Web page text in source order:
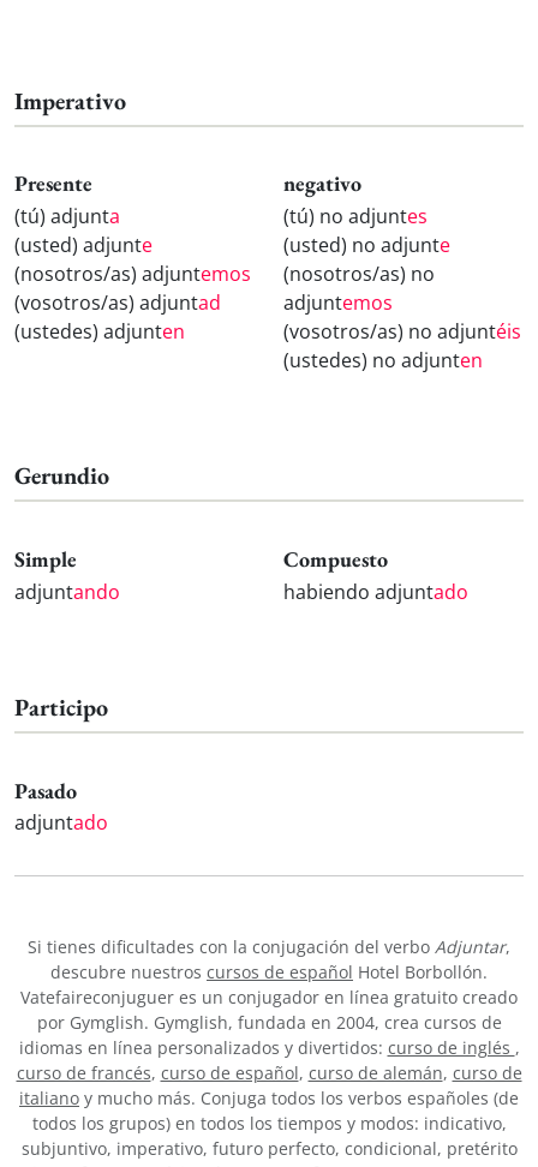
Imperativo
Presente
(tú) adjunta
(usted) adjunte
(nosotros/as) adjuntemos
(vosotros/as) adjuntad
(ustedes) adjunten
negativo
(tú) no adjuntes
(usted) no adjunte
(nosotros/as) no
adjuntemos
(vosotros/as) no adjuntéis
(ustedes) no adjunten
Gerundio
Simple
adjuntando
Compuesto
habiendo adjuntado
Participo
Pasado
adjuntado
Si tienes dificultades con la conjugación del verbo Adjuntar,
descubre nuestros cursos de español Hotel Borbollón.
Vatefaireconjuguer es un conjugador en línea gratuito creado
por Gymglish. Gymglish, fundada en 2004, crea cursos de
idiomas en línea personalizados y divertidos: curso de inglés ,
curso de francés, curso de español, curso de alemán, curso de
italiano y mucho más. Conjuga todos los verbos españoles (de
todos los grupos) en todos los tiempos y modos: indicativo,
subjuntivo, imperativo, futuro perfecto, condicional, pretérito